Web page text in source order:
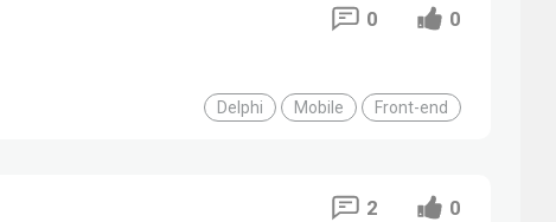
Delphi Mobile Front-end
0 0
2 0